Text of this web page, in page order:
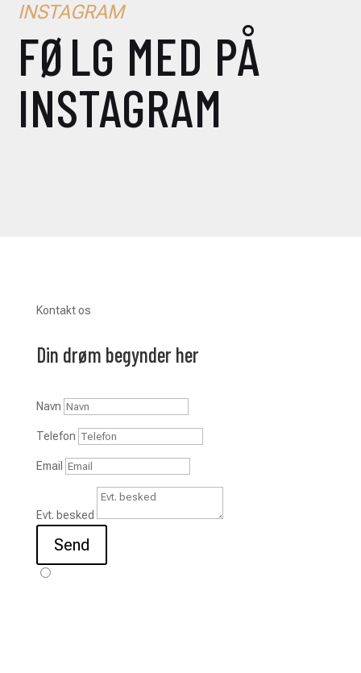
INSTAGRAM
FØLG MED PÅ
INSTAGRAM
Kontakt os
Din drøm begynder her
Navn
Telefon
Email
Evt. besked
Send